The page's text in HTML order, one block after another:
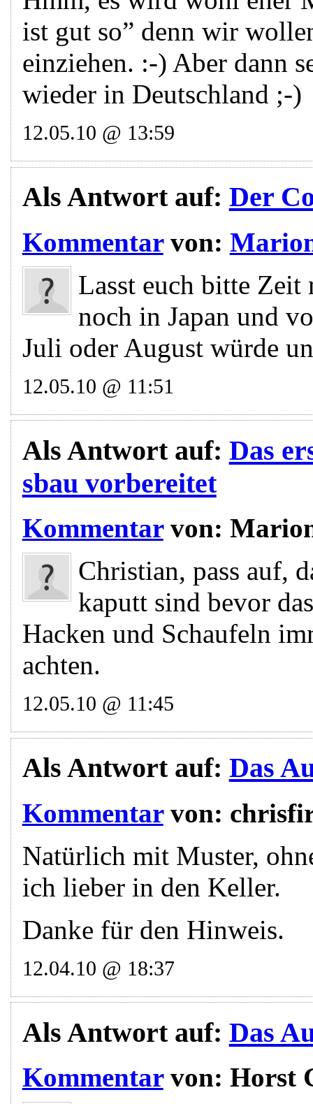
ist gut so” denn wir
einziehen. :-) Aber dann
wieder in Deutschland ;-)
12.05.10 @ 13:59
Als Antwort auf: Der
Kommentarvon:
Lasst euch bitte
noch in Japan und
Juli oder August würde
12.05.10 @ 11:51
Als Antwort auf: Das
sbau vorbereitet
Kommentarvon:
Christian, pass auf,
kaputt sind bevor
Hacken und Schaufeln
achten.
12.05.10 @ 11:45
Als Antwort auf: Das
Kommentarvon:
Natürlich mit Muster,
ich lieber in den Keller.
Danke für den Hinweis.
12.04.10 @ 18:37
Als Antwort auf: Das
Kommentarvon: Horst